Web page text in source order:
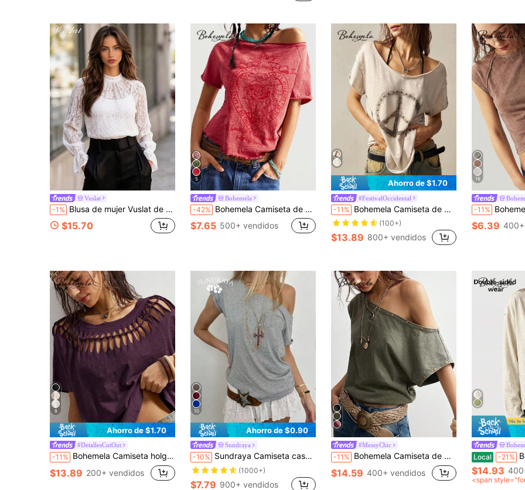
Vuslat
-1% Blusa de mujer Vuslat de otoño estilo francés blanco con cuello semi alto, tela de encaje floral vintage exquisita, diseño elegante de cuello alto con mangas acampanadas, textura transparente calada, adecuada para uso diario, citas, visitas a tiendas, viajes de negocios ligeros, fotografía callejera de vacaciones, fiestas, oficina, regreso a la escuela, Halloween
$15.70
5
Bohemela
-42% Bohemela Camiseta de mujer de cuello crew, de manga corta, a tono, lavada y ajustada
$7.65 500+ vendidos
Ahorro de $1.70
#FestivalOccidental
-11% Bohemela Camiseta de mujer de manga corta con cuello redondo, hombros descubiertos, unicolor, punto, talla grande, efecto lavado, para festival de música de verano y Pascua, top rave
(100+)
$13.89 800+ vendidos
16
-11% Bohemela Camiseta de
$6.39
8
Ahorro de $1.70
#DetallesCutOut
-11% Bohemela Camiseta holgada de punto de unicolor con cuello redondo y manga corta desgastada para mujer
$13.89 200+ vendidos
10
Ahorro de $0.90
Sundraya
-10% Sundraya Camiseta casual de mujer con cuello asimétrico de unicolor, camisetas gráficas de verano para mujeres
(1000+)
$7.79 900+ vendidos
#MessyChic
-11% Bohemela Camiseta de mujer de manga de murciélago con cuello asimétrico y unicolor, para el verano
$14.59 400+ vendidos
Local -21%
$14.93
<span